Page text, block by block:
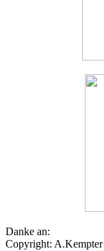
Danke an:
Copyright: A.Kempter